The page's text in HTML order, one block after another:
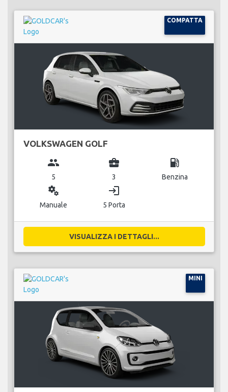
COMPATTA
VOLKSWAGEN GOLF
group
5
business_center
3
local_gas_station
Benzina
miscellaneous_services
Manuale
login
5 Porta
VISUALIZZA I DETTAGLI...
MINI